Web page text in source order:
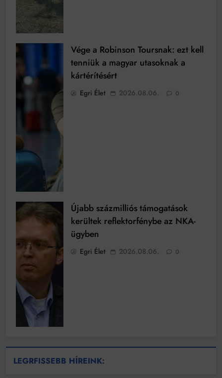
Vége a Robinson Toursnak: ezt kell
tenniük a magyar utasoknak a
kártérítésért
Egri Élet 2026.08.06. 0
Újabb százmilliós támogatások
kerültek reflektorfénybe az NKA-
ügyben
Egri Élet 2026.08.06. 0
LEGRFISSEBB HÍREINK: